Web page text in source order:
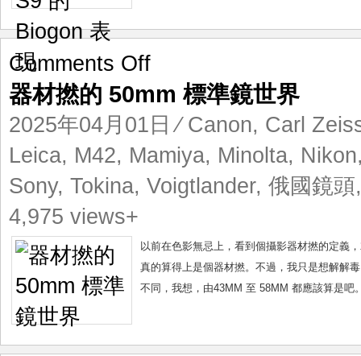
Comments Offon
材
的
標
準
器材撚的 50mm 標準鏡世界
2025年04月01日 ⁄ Canon, Carl
Leica, M42, Mamiya, Minolta, Nikon
Sony, Tokina, Voigtlander, 俄國鏡頭
4,975 views+
以前在色影無忌上，看到個攝影器材撚的定義
真的算得上是個器材撚。不過，我只是想解解
不同，我想，由43MM 至 58MM 都應該算是